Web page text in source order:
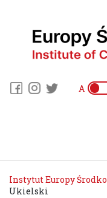
A
Instytut Europy
Ukielski